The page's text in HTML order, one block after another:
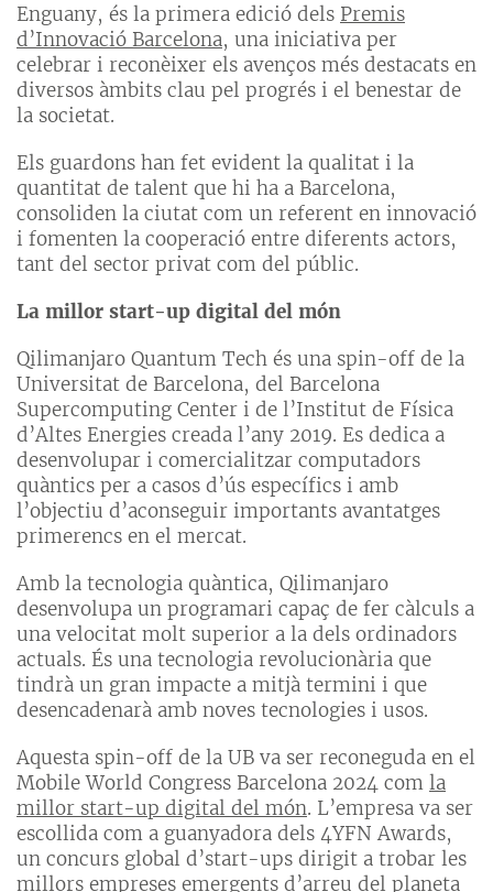
Enguany, és la primera edició dels Premis
d’Innovació Barcelona, una iniciativa per
celebrar i reconèixer els avenços més destacats en
diversos àmbits clau pel progrés i el benestar de
la societat.
Els guardons han fet evident la qualitat i la
quantitat de talent que hi ha a Barcelona,
consoliden la ciutat com un referent en innovació
i fomenten la cooperació entre diferents actors,
tant del sector privat com del públic.
La millor start-up digital del món
Qilimanjaro Quantum Tech és una spin-off de la
Universitat de Barcelona, del Barcelona
Supercomputing Center i de l’Institut de Física
d’Altes Energies creada l’any 2019. Es dedica a
desenvolupar i comercialitzar computadors
quàntics per a casos d’ús específics i amb
l’objectiu d’aconseguir importants avantatges
primerencs en el mercat.
Amb la tecnologia quàntica, Qilimanjaro
desenvolupa un programari capaç de fer càlculs a
una velocitat molt superior a la dels ordinadors
actuals. És una tecnologia revolucionària que
tindrà un gran impacte a mitjà termini i que
desencadenarà amb noves tecnologies i usos.
Aquesta spin-off de la UB va ser reconeguda en el
Mobile World Congress Barcelona 2024 com la
millor start-up digital del món. L’empresa va ser
escollida com a guanyadora dels 4YFN Awards,
un concurs global d’start-ups dirigit a trobar les
millors empreses emergents d’arreu del planeta